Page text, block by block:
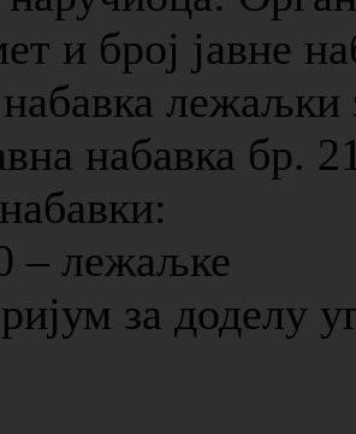
и број јавне
лежаљки
набавка бр.
– лежаљке
за доделу